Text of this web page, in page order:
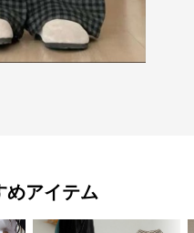
めアイテム